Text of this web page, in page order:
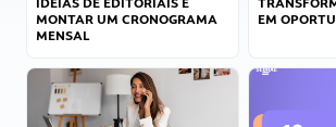
MONTAR UM CRONOGRAMA
MENSAL
EM